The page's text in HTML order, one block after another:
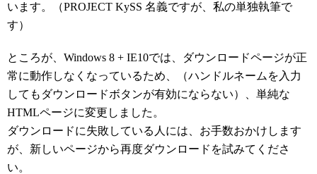
います。（PROJECT KySS 名義ですが、私の単独執筆で
す）
ところが、Windows 8 + IE10では、ダウンロードページが正
常に動作しなくなっているため、（ハンドルネームを入力
してもダウンロードボタンが有効にならない）、単純な
HTMLページに変更しました。
ダウンロードに失敗している人には、お手数おかけします
が、新しいページから再度ダウンロードを試みてくださ
い。